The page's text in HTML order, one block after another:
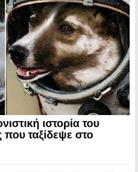
ιστορία του
ταξίδεψε στο